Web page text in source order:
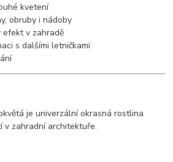
kvetení
obruby i nádoby
v zahradě
s dalšími letničkami
je univerzální okrasná rostlina
v zahradní architektuře.